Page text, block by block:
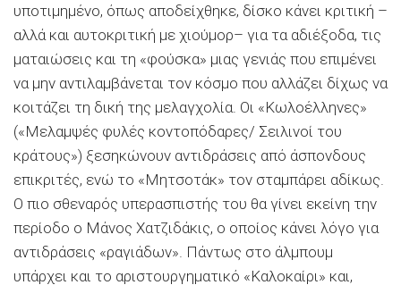
υποτιμημένο, όπως αποδείχθηκε, δίσκο κάνει κριτική –
αλλά και αυτοκριτική με χιούμορ– για τα αδιέξοδα, τις
ματαιώσεις και τη «φούσκα» μιας γενιάς που επιμένει
να μην αντιλαμβάνεται τον κόσμο που αλλάζει δίχως να
κοιτάζει τη δική της μελαγχολία. Οι «Κωλοέλληνες»
(«Μελαμψές φυλές κοντοπόδαρες/ Σειλινοί του
κράτους») ξεσηκώνουν αντιδράσεις από άσπονδους
επικριτές, ενώ το «Μητσοτάκ» τον σταμπάρει αδίκως.
Ο πιο σθεναρός υπερασπιστής του θα γίνει εκείνη την
περίοδο ο Μάνος Χατζιδάκις, ο οποίος κάνει λόγο για
αντιδράσεις «ραγιάδων». Πάντως στο άλμπουμ
υπάρχει και το αριστουργηματικό «Καλοκαίρι» και,